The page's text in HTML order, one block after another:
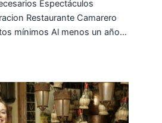
Espectáculos
Restaurante Camarero
mínimos Al menos un año…